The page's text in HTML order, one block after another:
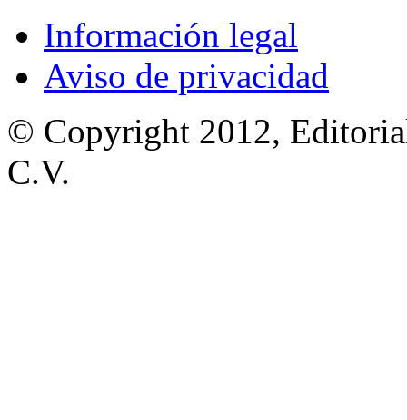
Información legal
Aviso de privacidad
© Copyright 2012,
C.V.